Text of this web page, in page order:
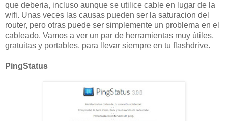
que deberia, incluso aunque se utilice cable en lugar de la
wifi. Unas veces las causas pueden ser la saturacion del
router, pero otras puede ser simplemente un problema en el
cableado. Vamos a ver un par de herramientas muy útiles,
gratuitas y portables, para llevar siempre en tu flashdrive.
PingStatus